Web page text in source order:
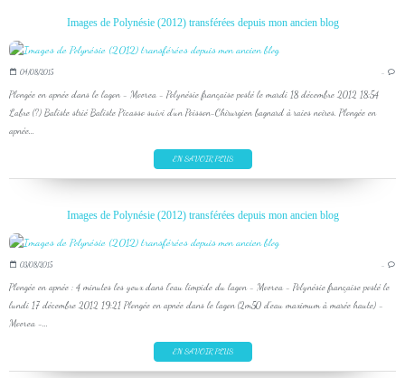
Images de Polynésie (2012) transférées depuis mon ancien blog
04/08/2015 …
Plongée en apnée dans le lagon - Moorea - Polynésie française posté le mardi 18 décembre 2012 18:54
Labre (?) Baliste strié Baliste Picasso suivi d'un Poisson-Chirurgien bagnard à raies noires. Plongée en
apnée...
EN SAVOIR PLUS
Images de Polynésie (2012) transférées depuis mon ancien blog
03/08/2015 …
Plongée en apnée : 4 minutes les yeux dans l'eau limpide du lagon - Moorea - Polynésie française posté le
lundi 17 décembre 2012 19:21 Plongée en apnée dans le lagon (2m50 d'eau maximum à marée haute) -
Moorea -...
EN SAVOIR PLUS